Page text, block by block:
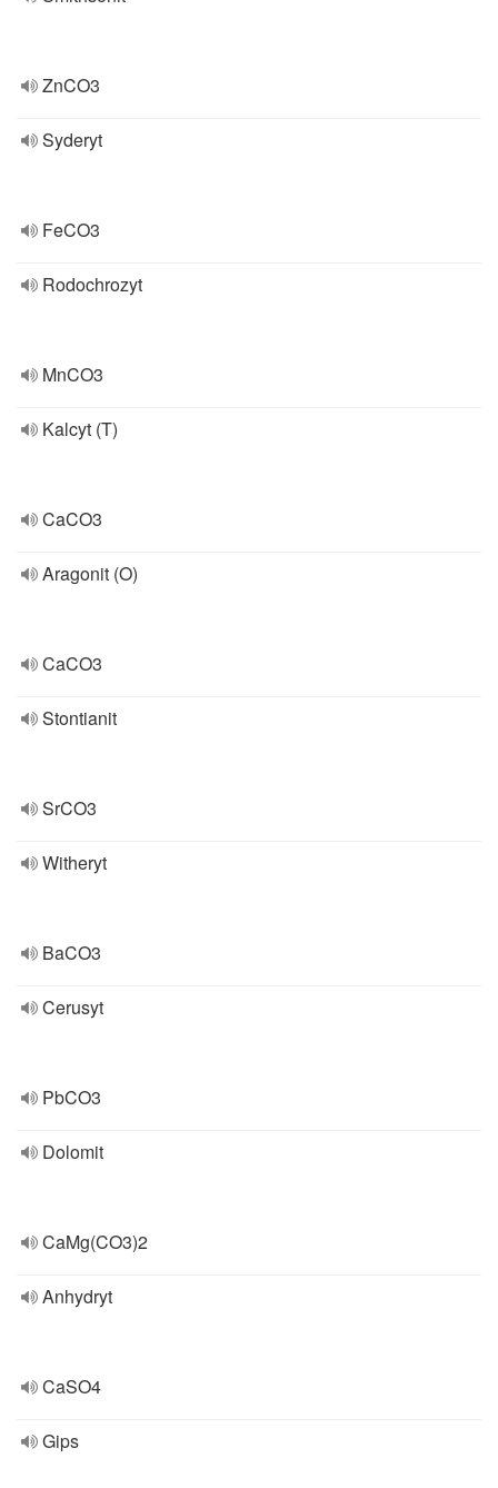
ZnCO3
Syderyt
FeCO3
Rodochrozyt
MnCO3
Kalcyt (T)
CaCO3
Aragonit (O)
CaCO3
Stontianit
SrCO3
Witheryt
BaCO3
Cerusyt
PbCO3
Dolomit
CaMg(CO3)2
Anhydryt
CaSO4
Gips